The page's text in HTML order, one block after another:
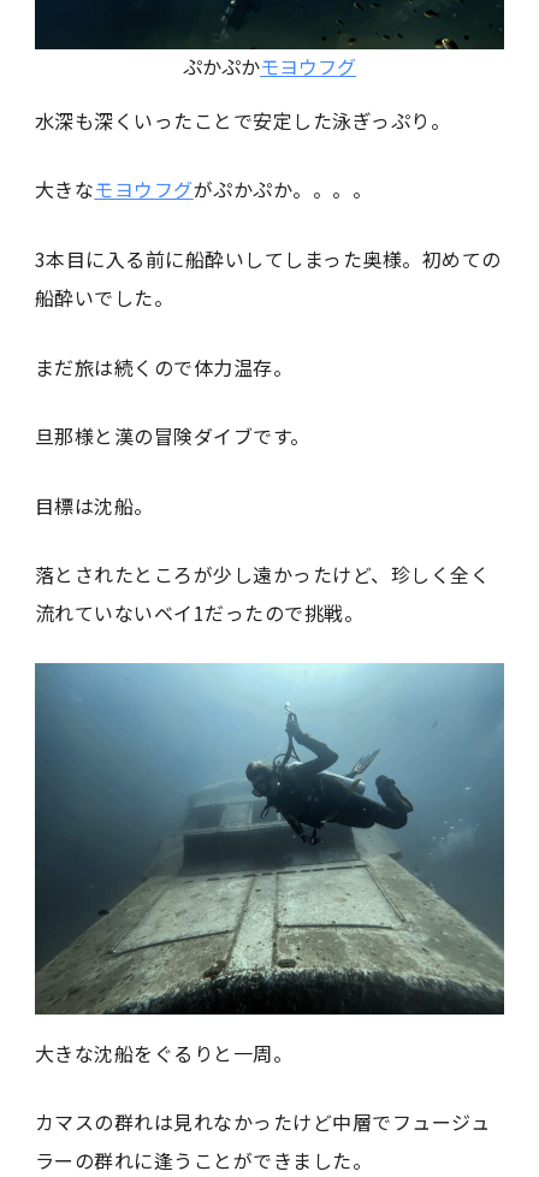
ぷかぷかモヨウフグ
水深も深くいったことで安定した泳ぎっぷり。
大きなモヨウフグがぷかぷか。。。。
3本目に入る前に船酔いしてしまった奥様。初めての
船酔いでした。
まだ旅は続くので体力温存。
旦那様と漢の冒険ダイブです。
目標は沈船。
落とされたところが少し遠かったけど、珍しく全く
流れていないベイ1だったので挑戦。
大きな沈船をぐるりと一周。
カマスの群れは見れなかったけど中層でフュージュ
ラーの群れに逢うことができました。